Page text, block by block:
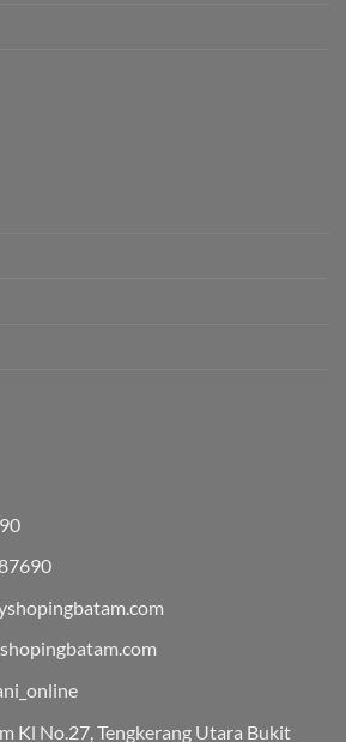
Kl No.27, Tengkerang Utara Bukit